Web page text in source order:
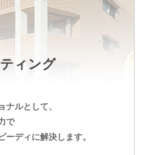
ィング
ナルとして、
で
ーディに解決します。